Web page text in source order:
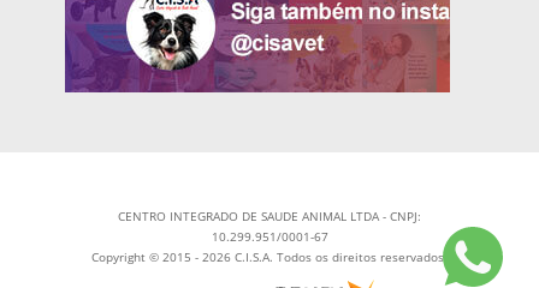
CENTRO INTEGRADO DE SAUDE ANIMAL LTDA - CNPJ:
10.299.951/0001-67
Copyright © 2015 - 2026 C.I.S.A. Todos os direitos reservados.